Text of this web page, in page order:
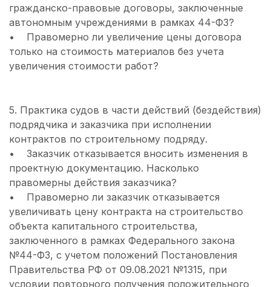
гражданско-правовые договоры, заключенные
автономным учреждениями в рамках 44-ФЗ?
• Правомерно ли увеличение цены договора
только на стоимость материалов без учета
увеличения стоимости работ?
5. Практика судов в части действий (бездействия)
подрядчика и заказчика при исполнении
контрактов по строительному подряду.
• Заказчик отказывается вносить изменения в
проектную документацию. Насколько
правомерны действия заказчика?
• Правомерно ли заказчик отказывается
увеличивать цену контракта на строительство
объекта капитального строительства,
заключенного в рамках Федерального закона
№44-ФЗ, с учетом положений Постановления
Правительства РФ от 09.08.2021 №1315, при
условии повторного получения положительного